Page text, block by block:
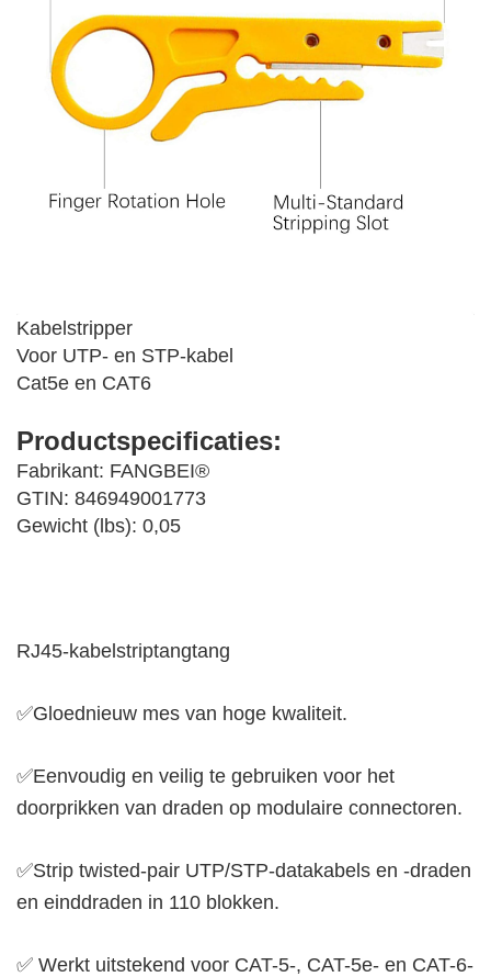
Kabelstripper
Voor UTP- en STP-kabel
Cat5e en CAT6
Productspecificaties:
Fabrikant: FANGBEI®
GTIN: 846949001773
Gewicht (lbs): 0,05
RJ45-kabelstriptangtang
✅Gloednieuw mes van hoge kwaliteit.
✅Eenvoudig en veilig te gebruiken voor het
doorprikken van draden op modulaire connectoren.
✅Strip twisted-pair UTP/STP-datakabels en -draden
en einddraden in 110 blokken.
✅ Werkt uitstekend voor CAT-5-, CAT-5e- en CAT-6-